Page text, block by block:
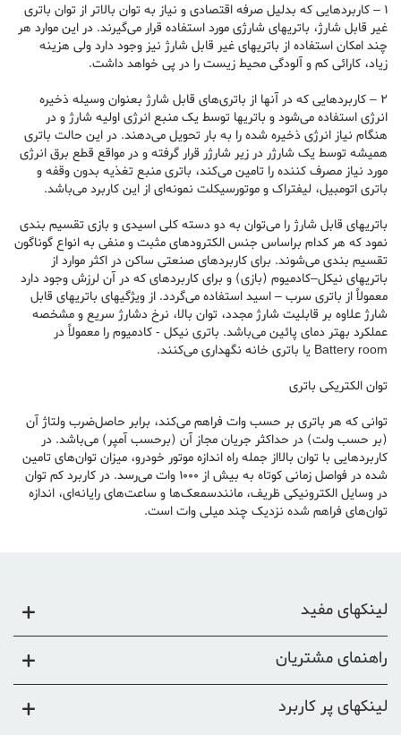
۱ – کاربردهایی که بدلیل صرفه اقتصادی و نیاز به توان بالاتر از توان باتری
غیر قابل شارژ، باتریهای شارژی مورد استفاده قرار می‌گیرند. در این موارد هر
چند امکان استفاده از باتریهای غیر قابل شارژ نیز وجود دارد ولی هزینه
زیاد، کارائی کم و آلودگی محیط زیست را در پی خواهد داشت.
۲ – کاربردهایی که در آنها از باتری‌های قابل شارژ بعنوان وسیله ذخیره
انرژی استفاده می‌شود و باتریها توسط یک منبع انرژی اولیه شارژ و در
هنگام نیاز انرژی ذخیره شده را به بار تحویل می‌دهند. در این حالت باتری
همیشه توسط یک شارژر در زیر شارژر قرار گرفته و در مواقع قطع برق انرژی
مورد نیاز مصرف کننده را تامین می‌کند، باتری منبع تغذیه بدون وقفه و
باتری اتومبیل، لیفتراک و موتورسیکلت نمونه‌ای از این کاربرد می‌باشد.
باتریهای قابل شارژ را می‌توان به دو دسته کلی اسیدی و بازی تقسیم بندی
نمود که هر کدام براساس جنس الکترودهای مثبت و منفی به انواع گوناگون
تقسیم بندی می‌شوند. برای کاربردهای صنعتی ساکن در اکثر موارد از
باتریهای نیکل–کادمیوم (بازی) و برای کاربرد‌های که در آن لرزش وجود دارد
معمولاً از باتری سرب – اسید استفاده می‌گردد. از ویژگیهای باتریهای قابل
شارژ علاوه بر قابلیت شارژ مجدد، توان بالا، نرخ دشارژ سریع و مشخصه
عملکرد بهتر دمای پائین می‌باشد. باتری نیکل - کادمیوم را معمولاً در
Battery room یا باتری خانه نگهداری می‌کنند.
توان الکتریکی باتری
توانی که هر باتری بر حسب وات فراهم می‌کند، برابر حاصل‌ضرب ولتاژ آن
(بر حسب ولت) در حداکثر جریان مجاز آن (برحسب آمپر) می‌باشد. در
کاربردهایی با توان بالااز جمله راه اندازه موتور خودرو، میزان توان‌های تامین
شده در فواصل زمانی کوتاه به بیش از ۱۰۰۰ وات می‌رسد. در کاربرد کم توان
در وسایل الکترونیکی ظریف، مانندسمعک‌ها و ساعت‌های رایانه‌ای، اندازه
توان‌های فراهم شده نزدیک چند میلی وات است.
لینکهای مفید
راهنمای مشتریان
لینکهای پر کاربرد